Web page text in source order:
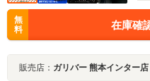
無
料
在庫確
販売店： ガリバー 熊本インター店